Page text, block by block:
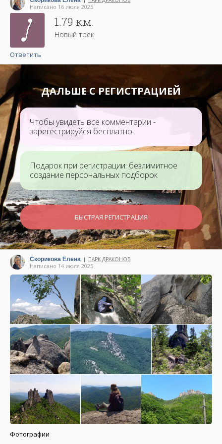
Написано 16 июля 2025
1.79 км.
Новый трек
Ответить
ДАЛЬШЕ С РЕГИСТРАЦИЕЙ
Чтобы увидеть все комментарии -
зарегестрируйся бесплатно.
Подарок при регистрации: безлимитное
создание персональных подборок
БЫСТРАЯ РЕГИСТРАЦИЯ
Скорикова Елена | ПАРК ДРАКОНОВ
Написано 14 июля 2025
Фотографии